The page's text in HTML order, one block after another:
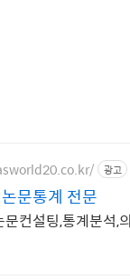
광고
문통계 전문
문컨설팅,통계분석,